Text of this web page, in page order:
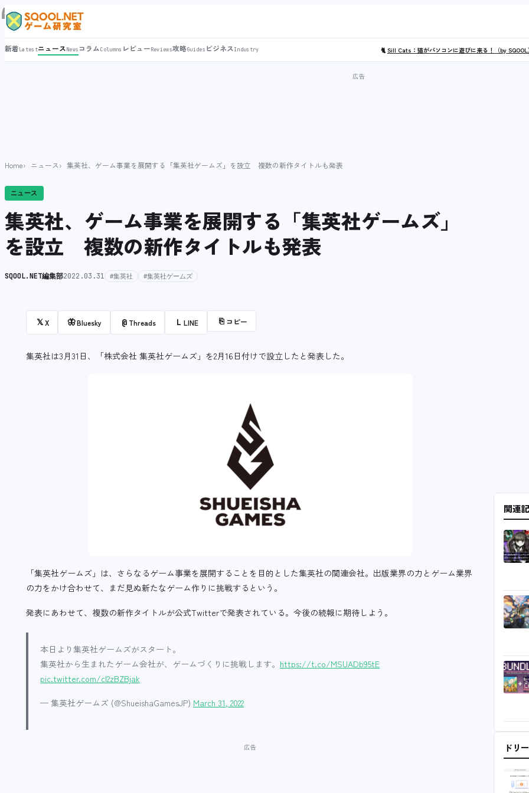
新着LatestニュースNews コラムColumns レビューReviews攻略Guides ビジネスIndustry 🐈Sill Cats：猫がパソコンに遊びに来る！（by
Home ニュース 集英社、ゲーム事業を展開する「集英社ゲームズ」を設立 複数の新作タイトルも発表
ニュース
集英社、ゲーム事業を展開する「集英社ゲームズ」
を設立 複数の新作タイトルも発表
SQOOL.NET編集部2022.03.31 #集英社 #集英社ゲームズ
𝕏X 🦋Bluesky @ Threads L LINE ⎘ コピー
集英社は3月31日、「株式会社 集英社ゲームズ」を2月16日付けで設立したと発表した。
「集英社ゲームズ」は、さらなるゲーム事業を展開することを目的とした集英社の関連会社。出版業界の力とゲーム業界
の力をかけ合わせて、まだ見ぬ新たなゲーム作りに挑戦するという。
発表にあわせて、複数の新作タイトルが公式Twitterで発表されている。今後の続報に期待しよう。
本日より集英社ゲームズがスタート。
集英社から生まれたゲーム会社が、ゲームづくりに挑戦します。 https://t.co/MSUADb95tE
pic.twitter.com/cl2zBZBjak
— 集英社ゲームズ (@ShueishaGamesJP) March 31, 2022
関連
ドリ